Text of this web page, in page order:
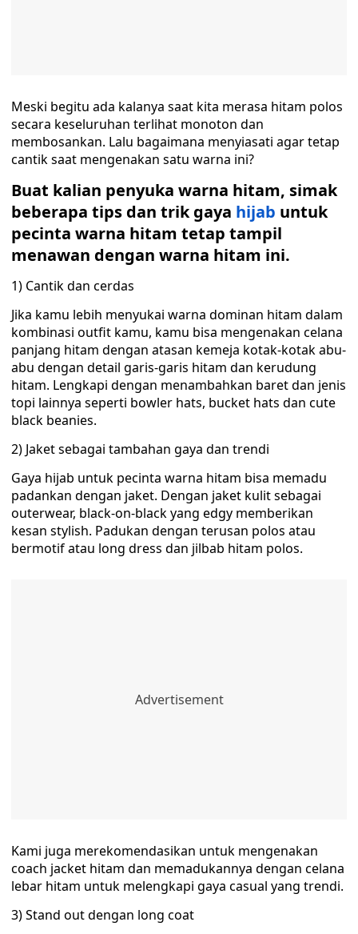
Meski begitu ada kalanya saat kita merasa hitam polos
secara keseluruhan terlihat monoton dan
membosankan. Lalu bagaimana menyiasati agar tetap
cantik saat mengenakan satu warna ini?
Buat kalian penyuka warna hitam, simak
beberapa tips dan trik gaya hijab untuk
pecinta warna hitam tetap tampil
menawan dengan warna hitam ini.
1) Cantik dan cerdas
Jika kamu lebih menyukai warna dominan hitam dalam
kombinasi outfit kamu, kamu bisa mengenakan celana
panjang hitam dengan atasan kemeja kotak-kotak abu-
abu dengan detail garis-garis hitam dan kerudung
hitam. Lengkapi dengan menambahkan baret dan jenis
topi lainnya seperti bowler hats, bucket hats dan cute
black beanies.
2) Jaket sebagai tambahan gaya dan trendi
Gaya hijab untuk pecinta warna hitam bisa memadu
padankan dengan jaket. Dengan jaket kulit sebagai
outerwear, black-on-black yang edgy memberikan
kesan stylish. Padukan dengan terusan polos atau
bermotif atau long dress dan jilbab hitam polos.
Kami juga merekomendasikan untuk mengenakan
coach jacket hitam dan memadukannya dengan celana
lebar hitam untuk melengkapi gaya casual yang trendi.
3) Stand out dengan long coat